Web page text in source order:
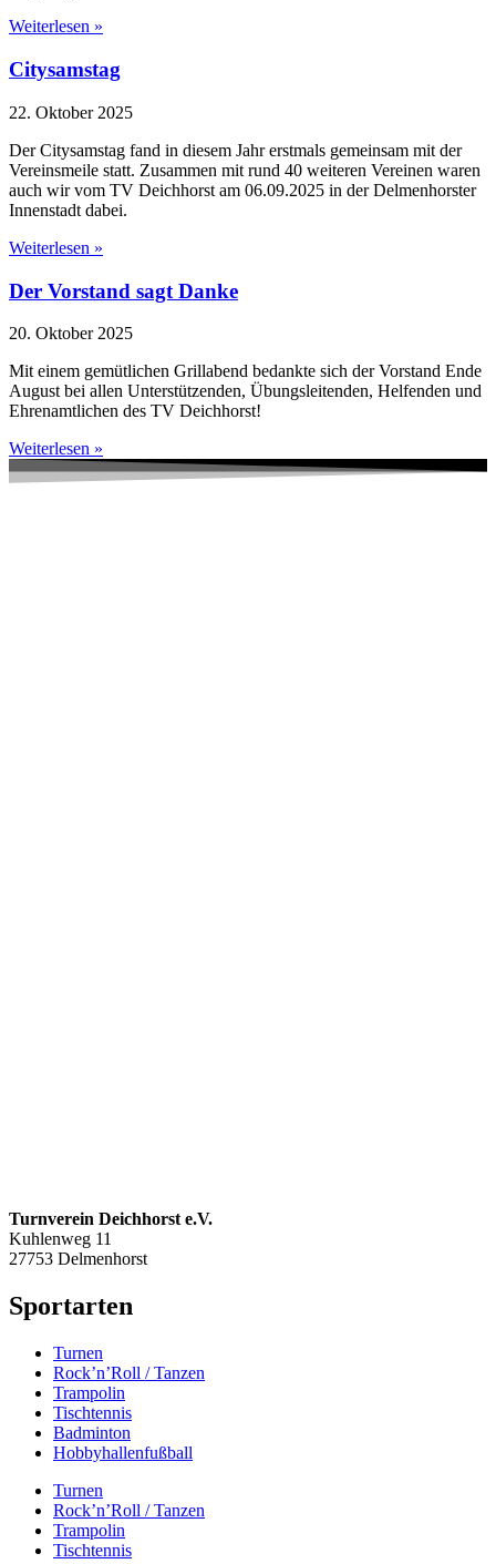
Weiterlesen »
Citysamstag
22. Oktober 2025
Der Citysamstag fand in diesem Jahr erstmals gemeinsam mit der
Vereinsmeile statt. Zusammen mit rund 40 weiteren Vereinen waren
auch wir vom TV Deichhorst am 06.09.2025 in der Delmenhorster
Innenstadt dabei.
Weiterlesen »
Der Vorstand sagt Danke
20. Oktober 2025
Mit einem gemütlichen Grillabend bedankte sich der Vorstand Ende
August bei allen Unterstützenden, Übungsleitenden, Helfenden und
Ehrenamtlichen des TV Deichhorst!
Weiterlesen »
Turnverein Deichhorst e.V.
Kuhlenweg 11
27753 Delmenhorst
Sportarten
Turnen
Rock’n’Roll / Tanzen
Trampolin
Tischtennis
Badminton
Hobbyhallenfußball
Turnen
Rock’n’Roll / Tanzen
Trampolin
Tischtennis